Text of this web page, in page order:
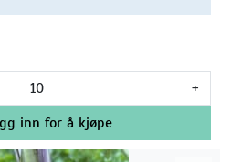
+
inn for å kjøpe